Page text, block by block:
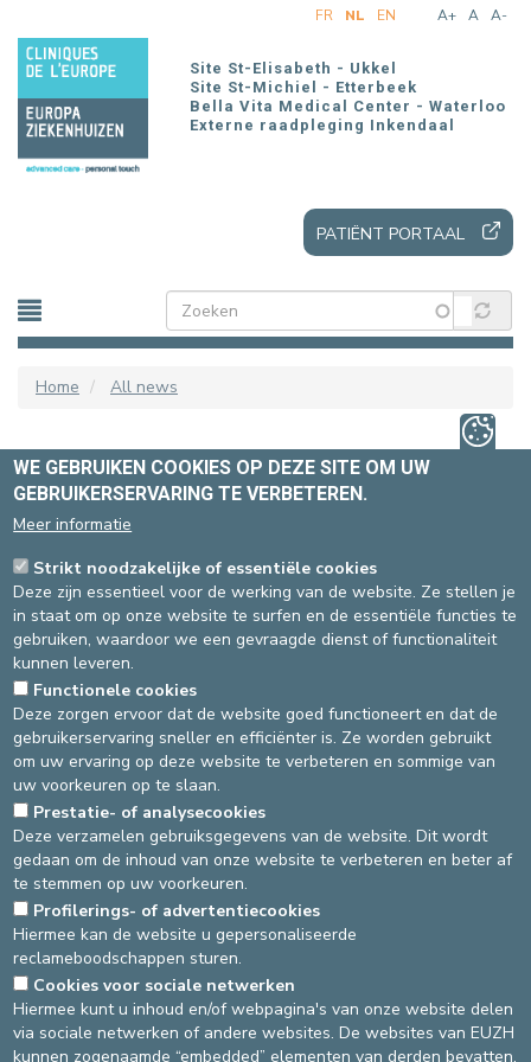
en
naar
inhoud
gaan
A+ A A-
FR NL EN
Site St-Elisabeth - Ukkel
Site St-Michiel - Etterbeek
Bella Vita Medical Center - Waterloo
Externe raadpleging Inkendaal
PATIËNT PORTAAL
Home All news
NIEUW! MAAK UW
AFSPRAKEN VOOR MRI-
ONDERZOEKEN IN DE
RADIOLOGIE ONLINE
onze diensten verder te verbeteren!
Voortaan kunnen afspraken voor uw
MRI-onderzoeken in de Radiologie
rechtstreeks online worden gemaakt,
eenvoudig en in slechts enkele klikken.
U kunt een afspraak maken via deze link.
Deze nieuwe mogelijkheid om online afspraken te maken biedt u
meer flexibiliteit en snelheid in uw zorgtraject.
DEVELOP / REDUCE
asbl Cliniques de l’Europe – Europa Ziekenhuizen vzw
N° d’entreprise : 0432011571
WE GEBRUIKEN COOKIES OP DEZE SITE OM UW
GEBRUIKERSERVARING TE VERBETEREN.
Meer informatie
Strikt noodzakelijke of essentiële cookies
Deze zijn essentieel voor de werking van de website. Ze stellen je
in staat om op onze website te surfen en de essentiële functies te
gebruiken, waardoor we een gevraagde dienst of functionaliteit
kunnen leveren.
Functionele cookies
Deze zorgen ervoor dat de website goed functioneert en dat de
gebruikerservaring sneller en efficiënter is. Ze worden gebruikt
om uw ervaring op deze website te verbeteren en sommige van
uw voorkeuren op te slaan.
Prestatie- of analysecookies
Deze verzamelen gebruiksgegevens van de website. Dit wordt
gedaan om de inhoud van onze website te verbeteren en beter af
te stemmen op uw voorkeuren.
Profilerings- of advertentiecookies
Hiermee kan de website u gepersonaliseerde
reclameboodschappen sturen.
Cookies voor sociale netwerken
Hiermee kunt u inhoud en/of webpagina's van onze website delen
via sociale netwerken of andere websites. De websites van EUZH
kunnen zogenaamde “embedded” elementen van derden bevatten,